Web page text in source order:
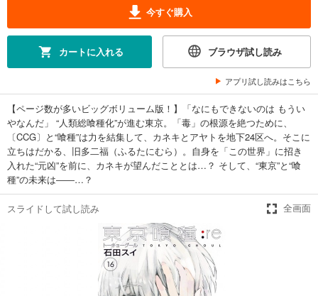
今すぐ購入
カートに入れる ブラウザ試し読み
アプリ試し読みはこちら
【ページ数が多いビッグボリューム版！】「なにもできないのは もうい
やなんだ」 “人類総喰種化”が進む東京。「毒」の根源を絶つために、
〔CCG〕と“喰種”は力を結集して、カネキとアヤトを地下24区へ。そこに
立ちはだかる、旧多二福（ふるたにむら）。自身を「この世界」に招き
入れた“元凶”を前に、カネキが望んだこととは…？ そして、“東京”と“喰
種”の未来は――…？
スライドして試し読み 全画面
あらすじを表示する
東京喰種トーキョーグール:re 5
完結
カート
試し読み
あらすじを表示する
東京喰種トーキョーグール:re 6
564円 (税込)
完結
試し読み
あらすじを表示する
東京喰種トーキョーグール:re 7
円 (税込)